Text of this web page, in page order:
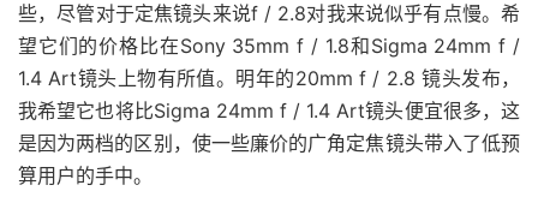
些，尽管对于定焦镜头来说f / 2.8对我来说似乎有点慢。希
望它们的价格比在Sony 35mm f / 1.8和Sigma 24mm f /
1.4 Art镜头上物有所值。明年的20mm f / 2.8 镜头发布，
我希望它也将比Sigma 24mm f / 1.4 Art镜头便宜很多，这
是因为两档的区别，使一些廉价的广角定焦镜头带入了低预
算用户的手中。